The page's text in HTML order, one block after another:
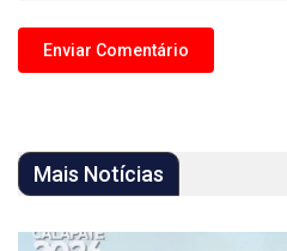
Mais Notícias